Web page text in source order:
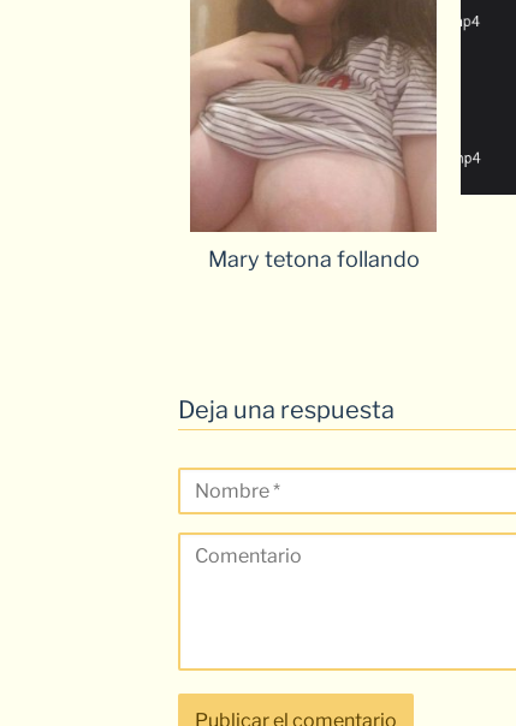
Mary tetona follando
Deja una respuesta